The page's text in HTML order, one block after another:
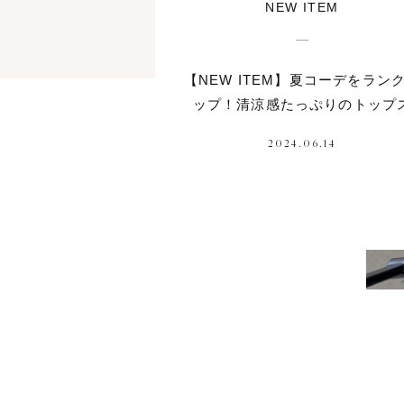
NEW ITEM
【NEW ITEM】夏コーデをラン
ップ！清涼感たっぷりのトップ
2024.06.14